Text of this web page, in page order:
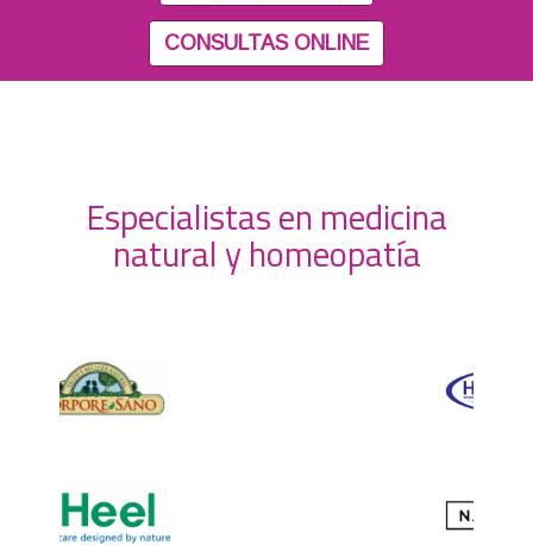
CONSULTAS ONLINE
Especialistas en medicina
natural y homeopatía